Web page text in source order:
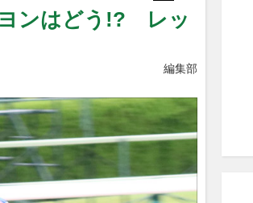
ンはどう!? レッ
編集部